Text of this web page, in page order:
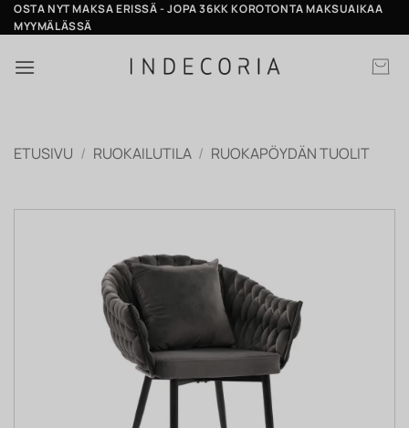
Skip
to
OSTA NYT MAKSA ERISSÄ - JOPA 36KK KOROTONTA MAKSUAIKAA
MYYMÄLÄSSÄ
ETUSIVU / RUOKAILUTILA / RUOKAPÖYDÄN TUOLIT